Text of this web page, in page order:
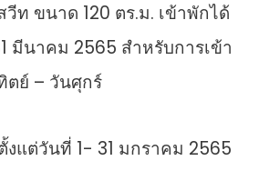
วีท ขนาด 120 ตร.ม. เข้าพักได้
มีนาคม 2565 สำหรับการเข้า
ย์ – วันศุกร์
งแต่วันที่ 1- 31 มกราคม 2565